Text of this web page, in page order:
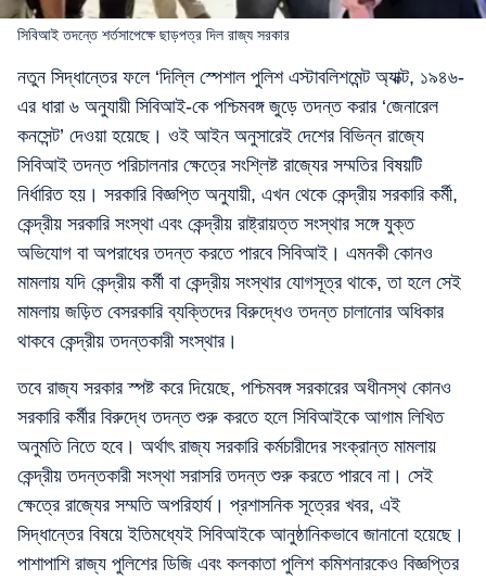
সিবিআই তদন্তে শর্তসাপেক্ষে ছাড়পত্র দিল রাজ্য সরকার
নতুন সিদ্ধান্তের ফলে ‘দিল্লি স্পেশাল পুলিশ এস্টাবলিশমেন্ট অ্যাক্ট, ১৯৪৬-
এর ধারা ৬ অনুযায়ী সিবিআই-কে পশ্চিমবঙ্গ জুড়ে তদন্ত করার ‘জেনারেল
কনসেন্ট’ দেওয়া হয়েছে। ওই আইন অনুসারেই দেশের বিভিন্ন রাজ্যে
সিবিআই তদন্ত পরিচালনার ক্ষেত্রে সংশ্লিষ্ট রাজ্যের সম্মতির বিষয়টি
নির্ধারিত হয়। সরকারি বিজ্ঞপ্তি অনুযায়ী, এখন থেকে কেন্দ্রীয় সরকারি কর্মী,
কেন্দ্রীয় সরকারি সংস্থা এবং কেন্দ্রীয় রাষ্ট্রায়ত্ত সংস্থার সঙ্গে যুক্ত
অভিযোগ বা অপরাধের তদন্ত করতে পারবে সিবিআই। এমনকী কোনও
মামলায় যদি কেন্দ্রীয় কর্মী বা কেন্দ্রীয় সংস্থার যোগসূত্র থাকে, তা হলে সেই
মামলায় জড়িত বেসরকারি ব্যক্তিদের বিরুদ্ধেও তদন্ত চালানোর অধিকার
থাকবে কেন্দ্রীয় তদন্তকারী সংস্থার।
তবে রাজ্য সরকার স্পষ্ট করে দিয়েছে, পশ্চিমবঙ্গ সরকারের অধীনস্থ কোনও
সরকারি কর্মীর বিরুদ্ধে তদন্ত শুরু করতে হলে সিবিআইকে আগাম লিখিত
অনুমতি নিতে হবে। অর্থাৎ রাজ্য সরকারি কর্মচারীদের সংক্রান্ত মামলায়
কেন্দ্রীয় তদন্তকারী সংস্থা সরাসরি তদন্ত শুরু করতে পারবে না। সেই
ক্ষেত্রে রাজ্যের সম্মতি অপরিহার্য। প্রশাসনিক সূত্রের খবর, এই
সিদ্ধান্তের বিষয়ে ইতিমধ্যেই সিবিআইকে আনুষ্ঠানিকভাবে জানানো হয়েছে।
পাশাপাশি রাজ্য পুলিশের ডিজি এবং কলকাতা পুলিশ কমিশনারকেও বিজ্ঞপ্তির